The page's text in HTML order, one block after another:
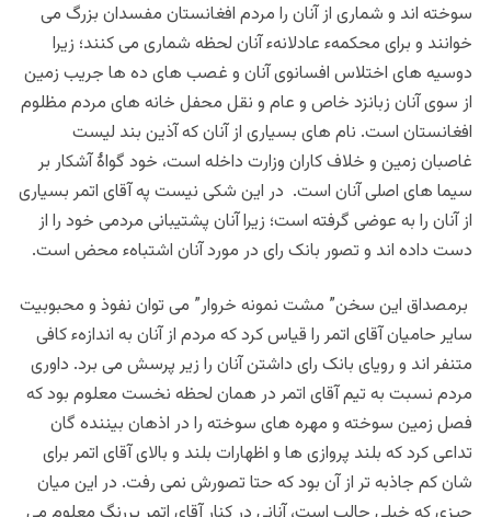
سوخته اند و شماری از آنان را مردم افغانستان مفسدان بزرگ می
خوانند و برای محکمهء عادلانهء آنان لحظه شماری می کنند؛ زیرا
دوسیه های اختلاس افسانوی آنان و غصب های ده ها جریب زمین
از سوی آنان زبانزد خاص و عام و نقل محفل خانه های مردم مظلوم
افغانستان است. نام های بسیاری از آنان که آذین بند لیست
غاصبان زمین و خلاف کاران وزارت داخله است، خود گواۀ آشکار بر
سیما های اصلی آنان است. در این شکی نیست په آقای اتمر بسیاری
از آنان را به عوضی گرفته است؛ زیرا آنان پشتیبانی مردمی خود را از
دست داده اند و تصور بانک رای در مورد آنان اشتباهء محض است.
برمصداق این سخن” مشت نمونه خروار” می توان نفوذ و محبوبیت
سایر حامیان آقای اتمر را قیاس کرد که مردم از آنان به اندازهء کافی
متنفر اند و رویای بانک رای داشتن آنان را زیر پرسش می برد. داوری
مردم نسبت به تیم آقای اتمر در همان لحظه نخست معلوم بود که
فصل زمین سوخته و مهره های سوخته را در اذهان بیننده گان
تداعی کرد که بلند پروازی ها و اظهارات بلند و بالای آقای اتمر برای
شان کم جاذبه تر از آن بود که حتا تصورش نمی رفت. در این میان